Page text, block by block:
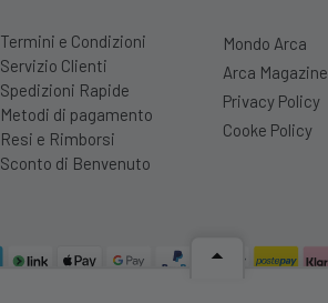
Termini e Condizioni
Servizio Clienti
Spedizioni Rapide
Metodi di pagamento
Resi e Rimborsi
Sconto di Benvenuto
Mondo Arca
Arca Magazine
Privacy Policy
Cooke Policy